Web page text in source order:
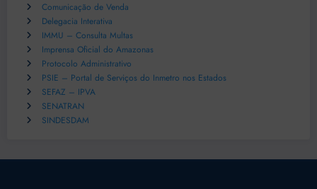
Comunicação de Venda
Delegacia Interativa
IMMU – Consulta Multas
Imprensa Oficial do Amazonas
Protocolo Administrativo
PSIE – Portal de Serviços do Inmetro nos Estados
SEFAZ – IPVA
SENATRAN
SINDESDAM